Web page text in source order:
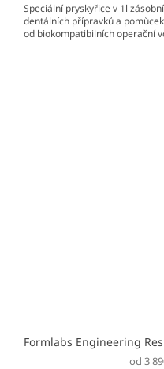
Speciální pryskyřice v 1l
dentálních přípravků a
od biokompatibilních operační
Formlabs Engineering
od 3